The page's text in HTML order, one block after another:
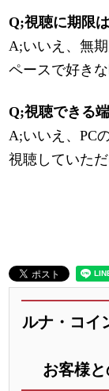
Q;視聴に期限
A;いいえ、無
ペースで好き
Q;視聴できる
A;いいえ、PC
視聴していただ
ルナ・コイ
お客様